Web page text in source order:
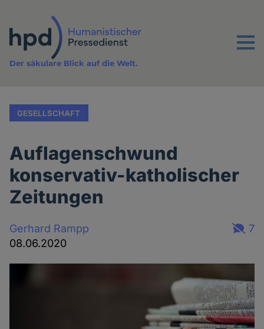
Inhalt
Menu
Der säkulare Blick auf die Welt.
GESELLSCHAFT
Auflagenschwund
konservativ-katholischer
Zeitungen
Gerhard Rampp
08.06.2020
7